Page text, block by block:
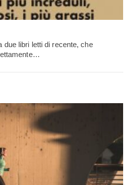
due libri letti di recente, che